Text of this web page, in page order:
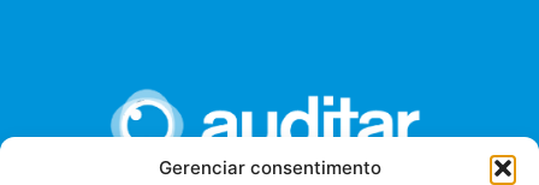
Gerenciar consentimento